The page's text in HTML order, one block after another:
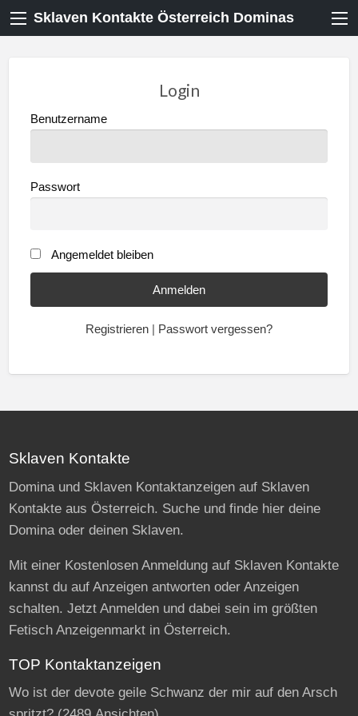
Sklaven Kontakte Österreich Dominas
Login
Benutzername
Passwort
Angemeldet bleiben
Registrieren Passwort vergessen?
Sklaven Kontakte
Domina und Sklaven Kontaktanzeigen auf Sklaven
Kontakte aus Österreich. Suche und finde hier deine
Domina oder deinen Sklaven.
Mit einer Kostenlosen Anmeldung auf Sklaven Kontakte
kannst du auf Anzeigen antworten oder Anzeigen
schalten. Jetzt Anmelden und dabei sein im größten
Fetisch Anzeigenmarkt in Österreich.
TOP Kontaktanzeigen
Wo ist der devote geile Schwanz der mir auf den Arsch